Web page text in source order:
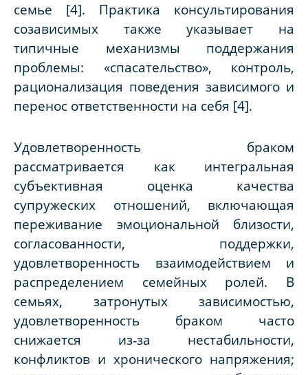
семье [4]. Практика консультирования
созависимых также указывает на
типичные механизмы поддержания
проблемы: «спасательство», контроль,
рационализация поведения зависимого и
перенос ответственности на себя [4].
Удовлетворенность браком
рассматривается как интегральная
субъективная оценка качества
супружеских отношений, включающая
переживание эмоциональной близости,
согласованности, поддержки,
удовлетворенность взаимодействием и
распределением семейных ролей. В
семьях, затронутых зависимостью,
удовлетворенность браком часто
снижается из‑за нестабильности,
конфликтов и хронического напряжения;